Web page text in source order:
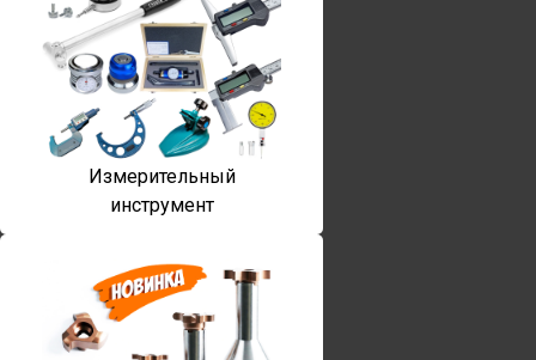
Измерительный
инструмент